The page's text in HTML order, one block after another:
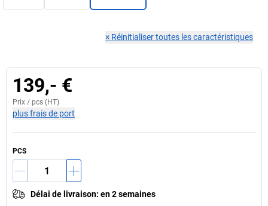
× Réinitialiser toutes les caractéristiques
139,- €
Prix / pcs (HT)
plus frais de port
PCS
Délai de livraison: en 2 semaines